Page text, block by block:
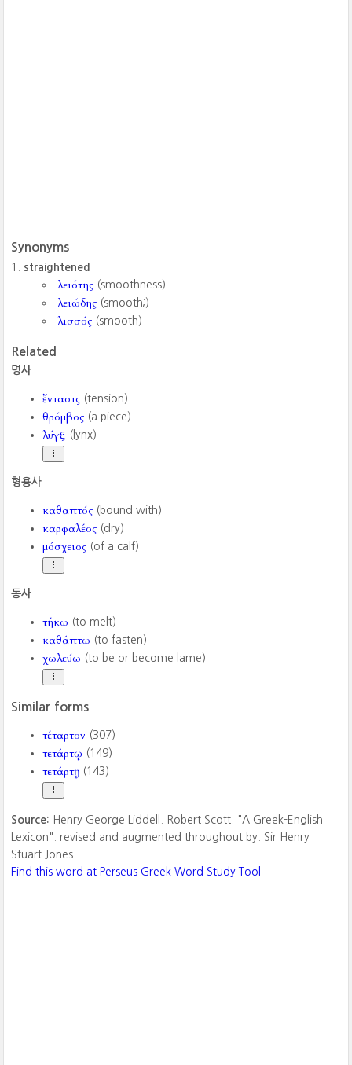
Synonyms
straightened
λειότης (smoothness)
λειώδης (smooth;)
λισσός (smooth)
Related
명사
ἔντασις (tension)
θρόμβος (a piece)
λύγξ (lynx)
형용사
καθαπτός (bound with)
καρφαλέος (dry)
μόσχειος (of a calf)
동사
τήκω (to melt)
καθάπτω (to fasten)
χωλεύω (to be or become lame)
Similar forms
τέταρτον (307)
τετάρτῳ (149)
τετάρτῃ (143)
Source: Henry George Liddell. Robert Scott. "A Greek-English
Lexicon". revised and augmented throughout by. Sir Henry
Stuart Jones.
Find this word at Perseus Greek Word Study Tool